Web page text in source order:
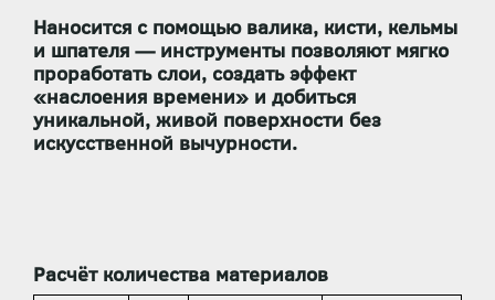
Наносится с помощью валика, кисти, кельмы
и шпателя — инструменты позволяют мягко
проработать слои, создать эффект
«наслоения времени» и добиться
уникальной, живой поверхности без
искусственной вычурности.
Расчёт количества материалов